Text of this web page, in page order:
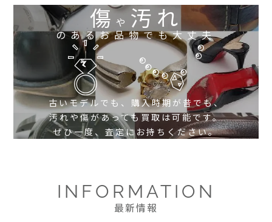
傷や 汚れ
のあるお品物でも大丈夫
古いモデルでも、購入時期が昔でも、
汚れや傷があっても買取は可能です。
ぜひ一度、査定にお持ちください。
INFORMATION
最新情報